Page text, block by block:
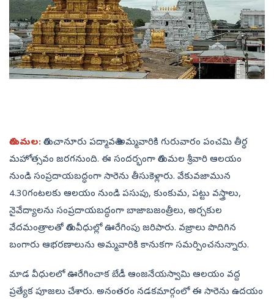
తిరుమల: తిరుచానూరు పద్మావతి అమ్మవారికి గురువారం పంచమి తీర్థ
మహోత్సవం జరగనుంది. ఈ సందర్భంగా తిరుమల శ్రీవారి ఆలయం
నుండి సంప్రదాయబద్ధంగా సారెను తీసుకెళ్లారు. వేకువజామున
4.30గంటలకు ఆలయం నుండి పసుపు, కుంకుమ, పట్టు వస్త్రాలు,
నైవేద్యాలను సంప్రదాయబద్ధంగా బాజాబజంత్రీలు, అర్చకుల
వేదమంత్రాలతో తిరువీధుల్లో ఊరేగింపు జరిపారు. వజ్రాలు పొదిగిన
బంగారు ఆభరణాలును అమ్మవారికి కానుకగా సమర్పించనున్నారు.
మాడ వీధులలో ఊరేగించాక బేడీ ఆంజనేయస్వామి ఆలయం వద్ద
ప్రత్యేక పూజలు చేశారు. అనంతరం నడకమార్గంలో ఈ సారెను ఉదయం